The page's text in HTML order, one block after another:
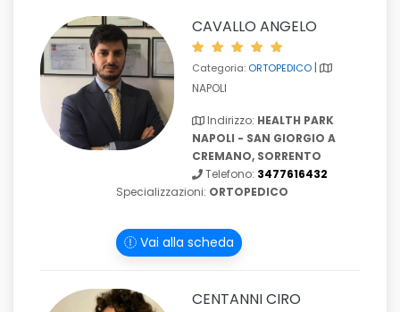
CAVALLO ANGELO
Categoria: ORTOPEDICO|
NAPOLI
Indirizzo: HEALTH PARK
NAPOLI - SAN GIORGIO A
CREMANO, SORRENTO
Telefono: 3477616432
Specializzazioni: ORTOPEDICO
Vai alla scheda
CENTANNI CIRO